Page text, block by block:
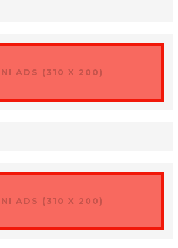
ADS (310 X 200)
ADS (310 X 200)